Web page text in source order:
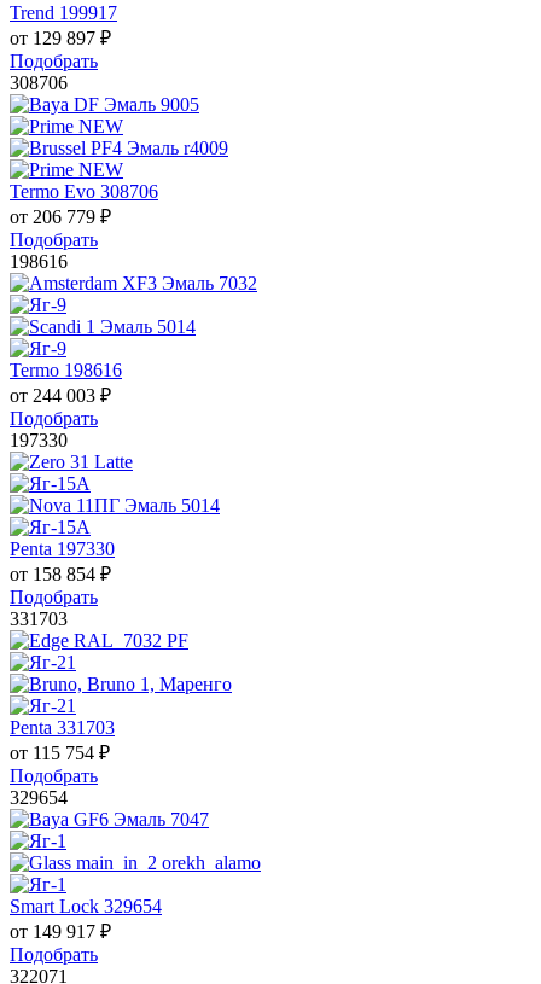
Trend 199917
от 129 897 ₽
Подобрать
308706
Termo Evo 308706
от 206 779 ₽
Подобрать
198616
Termo 198616
от 244 003 ₽
Подобрать
197330
Penta 197330
от 158 854 ₽
Подобрать
331703
Penta 331703
от 115 754 ₽
Подобрать
329654
Smart Lock 329654
от 149 917 ₽
Подобрать
322071